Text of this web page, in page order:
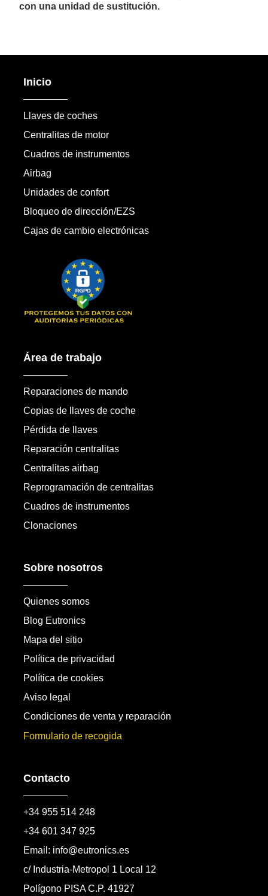
con una unidad de sustitución.
Inicio
Llaves de coches
Centralitas de motor
Cuadros de instrumentos
Airbag
Unidades de confort
Bloqueo de dirección/EZS
Cajas de cambio electrónicas
Área de trabajo
Reparaciones de mando
Copias de llaves de coche
Pérdida de llaves
Reparación centralitas
Centralitas airbag
Reprogramación de centralitas
Cuadros de instrumentos
Clonaciones
Sobre nosotros
Quienes somos
Blog Eutronics
Mapa del sitio
Política de privacidad
Política de cookies
Aviso legal
Condiciones de venta y reparación
Formulario de recogida
Contacto
+34 955 514 248
+34 601 347 925
Email: info@eutronics.es
c/ Industria-Metropol 1 Local 12
Polígono PISA C.P. 41927